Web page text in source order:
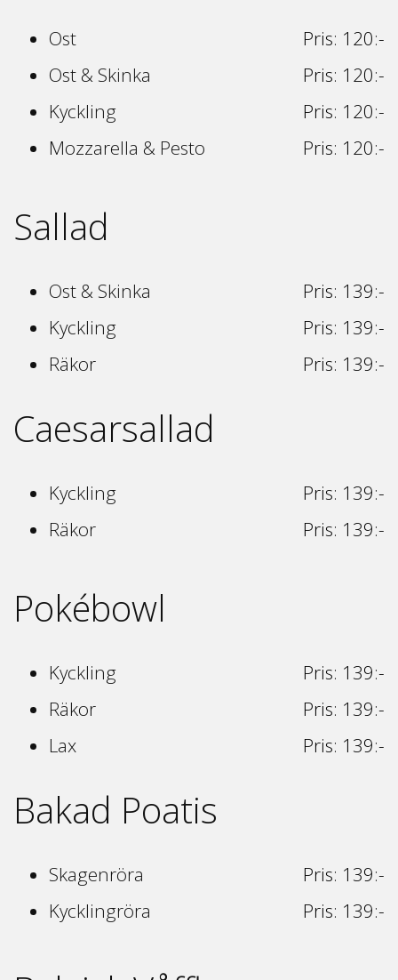
Ost
Pris: 120:-
Ost & Skinka
Pris: 120:-
Kyckling
Pris: 120:-
Mozzarella & Pesto
Pris: 120:-
Sallad
Ost & Skinka
Pris: 139:-
Kyckling
Pris: 139:-
Räkor
Pris: 139:-
Caesarsallad
Kyckling
Pris: 139:-
Räkor
Pris: 139:-
Pokébowl
Kyckling
Pris: 139:-
Räkor
Pris: 139:-
Lax
Pris: 139:-
Bakad Poatis
Skagenröra
Pris: 139:-
Kycklingröra
Pris: 139:-